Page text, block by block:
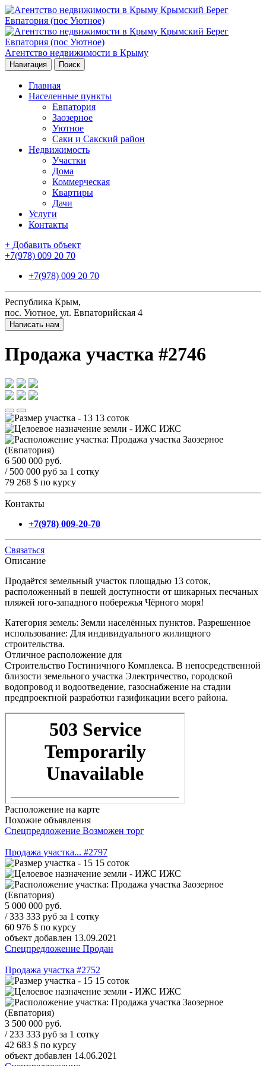
Агентство недвижимости в Крыму
Навигация Поиск
Главная
Населенные пункты
Евпатория
Заозерное
Уютное
Саки и Сакский район
Недвижимость
Участки
Дома
Коммерческая
Квартиры
Дачи
Услуги
Контакты
+ Добавить объект
+7(978) 009 20 70
+7(978) 009 20 70
Республика Крым,
пос. Уютное, ул. Евпаторийская 4
Написать нам
Продажа участка #2746
13 соток
ИЖС
Заозерное
(Евпатория)
6 500 000 руб.
/ 500 000 руб за 1 сотку
79 268 $ по курсу
Контакты
+7(978) 009-20-70
Связаться
Описание
Продаётся земельный участок площадью 13 соток,
расположенный в пешей доступности от шикарных песчаных
пляжей юго-западного побережья Чёрного моря!
Категория земель: Земли населённых пунктов. Разрешенное
использование: Для индивидуального жилищного
строительства.
Отличное расположение для
Строительство Гостиничного Комплекса. В непосредственной
близости земельного участка Электричество, городской
водопровод и водоотведение, газоснабжение на стадии
предпроектной разработки газификации всего района.
Расположение на карте
Похожие объявления
Спецпредложение Возможен торг
Продажа участка... #2797
15 соток
ИЖС
Заозерное
(Евпатория)
5 000 000 руб.
/ 333 333 руб за 1 сотку
60 976 $ по курсу
объект добавлен 13.09.2021
Спецпредложение Продан
Продажа участка #2752
15 соток
ИЖС
Заозерное
(Евпатория)
3 500 000 руб.
/ 233 333 руб за 1 сотку
42 683 $ по курсу
объект добавлен 14.06.2021